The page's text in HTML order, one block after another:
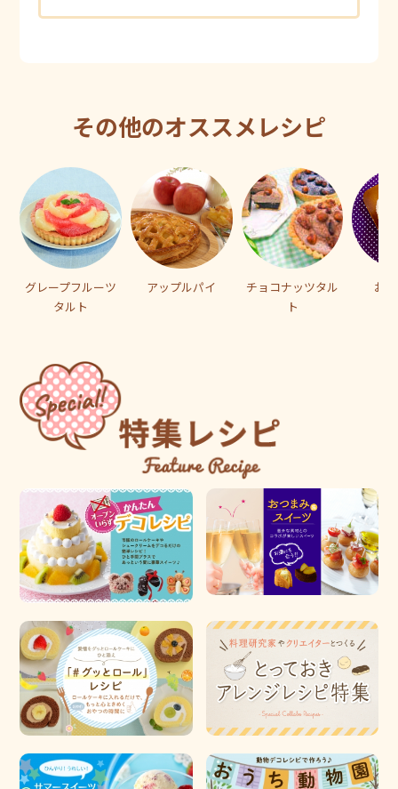
その他のオススメレシピ
グレープフルーツ
タルト
アップルパイ
チョコナッツタル
ト
お